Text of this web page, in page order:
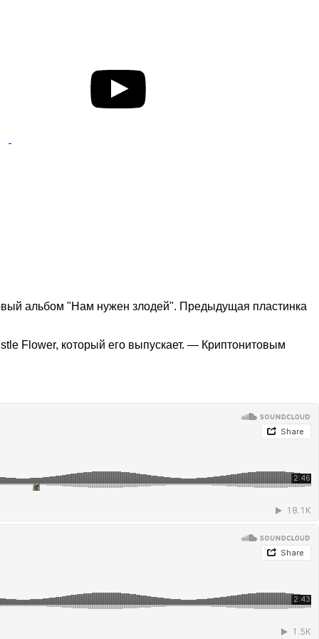
альбом "Нам нужен злодей". Предыдущая пластинка
Flower, который его выпускает. — Криптонитовым